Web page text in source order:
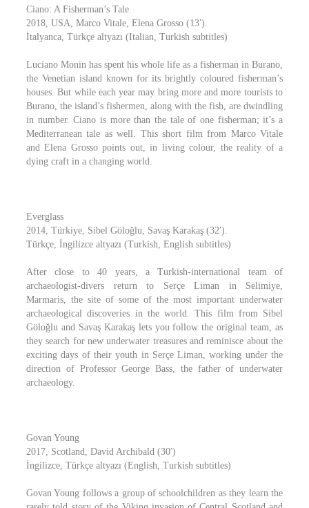
Ciano: A Fisherman’s Tale
2018, USA, Marco Vitale, Elena Grosso (13′).
İtalyanca, Türkçe altyazı (Italian, Turkish subtitles)
Luciano Monin has spent his whole life as a fisherman in Burano,
the Venetian island known for its brightly coloured fisherman’s
houses. But while each year may bring more and more tourists to
Burano, the island’s fishermen, along with the fish, are dwindling
in number. Ciano is more than the tale of one fisherman; it’s a
Mediterranean tale as well. This short film from Marco Vitale
and Elena Grosso points out, in living colour, the reality of a
dying craft in a changing world.
Everglass
2014, Türkiye, Sibel Göloğlu, Savaş Karakaş (32′).
Türkçe, İngilizce altyazı (Turkish, English subtitles)
After close to 40 years, a Turkish-international team of
archaeologist-divers return to Serçe Liman in Selimiye,
Marmaris, the site of some of the most important underwater
archaeological discoveries in the world. This film from Sibel
Göloğlu and Savaş Karakaş lets you follow the original team, as
they search for new underwater treasures and reminisce about the
exciting days of their youth in Serçe Liman, working under the
direction of Professor George Bass, the father of underwater
archaeology.
Govan Young
2017, Scotland, David Archibald (30′)
İngilizce, Türkçe altyazı (English, Turkish subtitles)
Govan Young follows a group of schoolchildren as they learn the